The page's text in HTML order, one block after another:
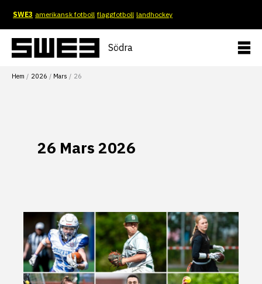
innehåll
SWE3 amerikansk fotboll flaggfotboll landhockey
Södra
Hem 2026 Mars 26
26 Mars 2026